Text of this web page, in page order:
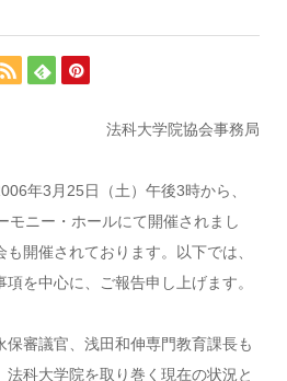
法科大学院協会事務局
年3月25日（土）午後3時から、
モニー・ホールにて開催されまし
開催されております。以下では、
を中心に、ご報告申し上げます。
保審議官、浅田和伸専門教育課長も
科大学院を取り巻く現在の状況と